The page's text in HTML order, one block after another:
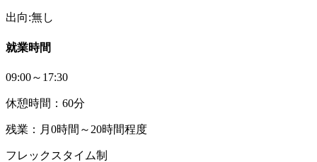
出向:無し
就業時間
09:00～17:30
休憩時間：60分
残業：月0時間～20時間程度
フレックスタイム制